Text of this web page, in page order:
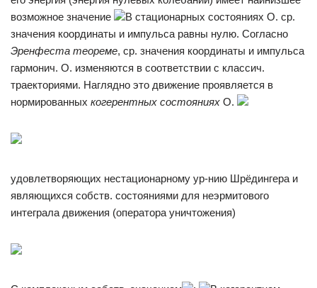
возможное значение
В стационарных состояниях О. ср.
значения координаты и импульса равны нулю. Согласно
Эренфеста теореме, ср. значения координаты и импульса
гармонич. О. изменяются в соответствии с классич.
траекториями. Наглядно это движение проявляется в
нормированных когерентных состояниях О.
удовлетворяющих нестационарному ур-нию Шрёдингера и
являющихся собств. состояниями для неэрмитового
интеграла движения (оператора уничтожения)